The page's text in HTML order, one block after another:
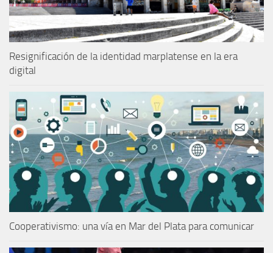
Resignificación de la identidad marplatense en la era
digital
Cooperativismo: una vía en Mar del Plata para comunicar